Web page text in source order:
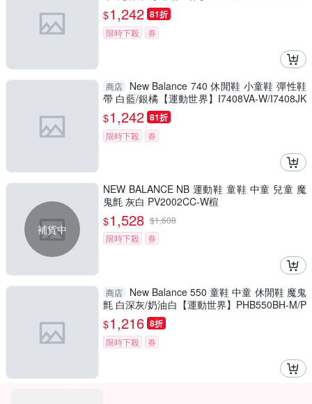
W/I5307CJ-W
$1,242 81折
限時下殺 券
商店
New Balance 740 休閒鞋 小童鞋 彈性鞋
帶 白藍/銀橘【運動世界】I7408VA-W/I7408JK
-W
$1,242 81折
限時下殺 券
補貨中
NEW BALANCE NB 運動鞋 童鞋 中童 兒童 魔
鬼氈 灰白 PV2002CC-W楦
$1,528 $1,608
限時下殺
券
商店
New Balance 550 童鞋 中童 休閒鞋 魔鬼
氈 白深灰/奶油白【運動世界】PHB550BH-M/P
HB550BK-M
$1,216 8折
限時下殺 券